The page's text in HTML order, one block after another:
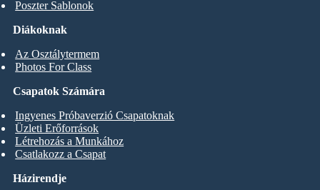
Diákoknak
Az Osztálytermem
Photos For Class
Poszter Sablonok
Csapatok Számára
Ingyenes Próbaverzió Csapatoknak
Üzleti Erőforrások
Létrehozás a Munkához
Csatlakozz a Csapat
Házirendje